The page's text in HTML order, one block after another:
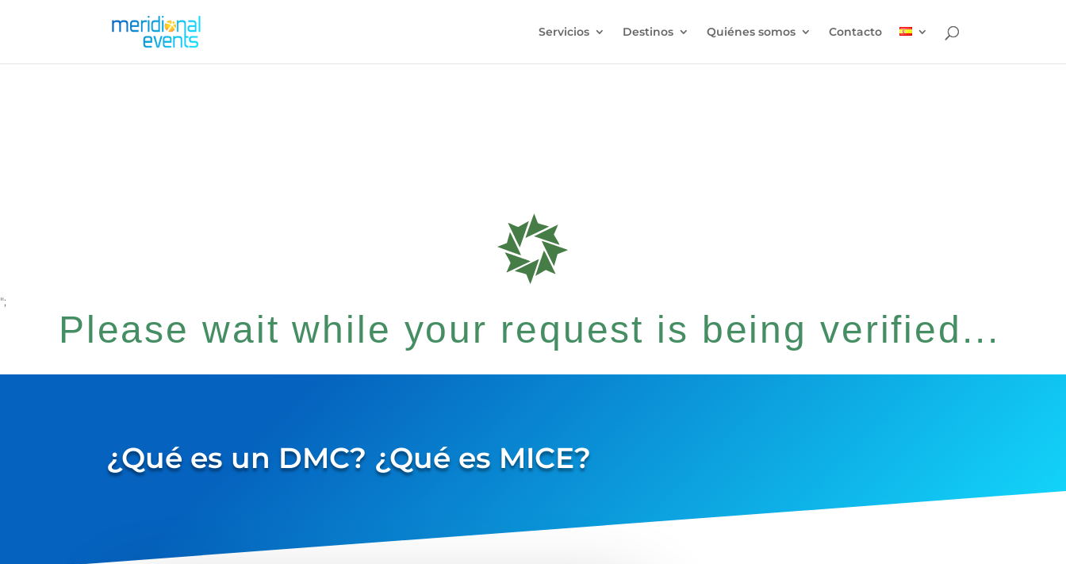
Please wait while your request is being verified...
";
Servicios Destinos Quiénes somos Contacto
¿Qué es un DMC? ¿Qué es MICE?